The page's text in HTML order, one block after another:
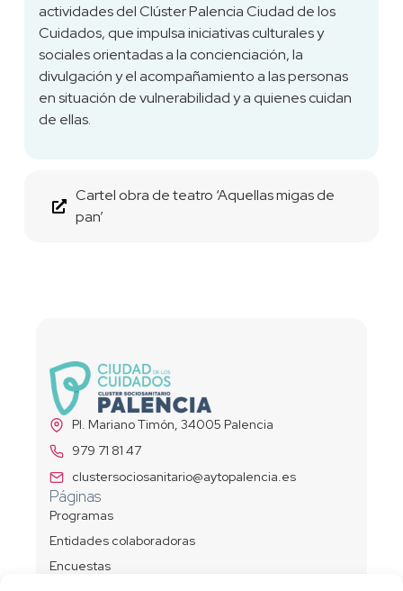
actividades del Clúster Palencia Ciudad de los
Cuidados, que impulsa iniciativas culturales y
sociales orientadas a la concienciación, la
divulgación y el acompañamiento a las personas
en situación de vulnerabilidad y a quienes cuidan
de ellas.
Cartel obra de teatro ‘Aquellas migas de
pan’
Pl. Mariano Timón, 34005 Palencia
979 71 81 47
clustersociosanitario@aytopalencia.es
Páginas
Programas
Entidades colaboradoras
Encuestas